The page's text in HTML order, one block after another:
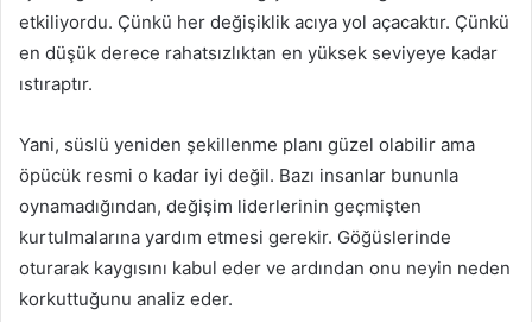
etkiliyordu. Çünkü her değişiklik acıya yol açacaktır. Çünkü
en düşük derece rahatsızlıktan en yüksek seviyeye kadar
ıstıraptır.
Yani, süslü yeniden şekillenme planı güzel olabilir ama
öpücük resmi o kadar iyi değil. Bazı insanlar bununla
oynamadığından, değişim liderlerinin geçmişten
kurtulmalarına yardım etmesi gerekir. Göğüslerinde
oturarak kaygısını kabul eder ve ardından onu neyin neden
korkuttuğunu analiz eder.